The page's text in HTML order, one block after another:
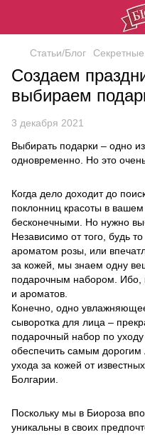
Статьи/Блог
Создаем
выбираем
3 декабря 2021
Выбирать подарки – одно
одновременно. Но это
Когда дело доходит до
поклонниц красоты в
бесконечными. Но нужно
Независимо от того, будь
ароматом розы, или
за кожей, мы знаем одну
подарочным набором. Ибо,
и ароматов.
Конечно, одно
сыворотка для лица –
подарочный набор по
обеспечить самым
ухода за кожей от
Болгарии.
Поскольку мы в Биороза
уникальны в своих